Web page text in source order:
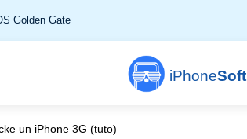
Golden Gate
iPhoneSoft
un iPhone 3G (tuto)